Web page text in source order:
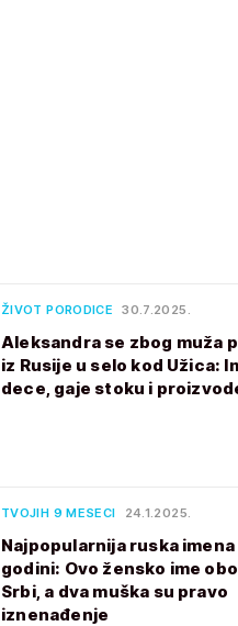
ŽIVOT PORODICE 30.7.2025.
Aleksandra se zbog muža
iz Rusije u selo kod Užica:
dece, gaje stoku i
TVOJIH 9 MESECI 24.1.2025.
Najpopularnija ruska
godini: Ovo žensko ime
Srbi, a dva muška su pravo
iznenađenje